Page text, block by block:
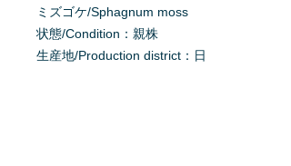
ミズゴケ/Sphagnum moss
状態/Condition：親株
生産地/Production district：日